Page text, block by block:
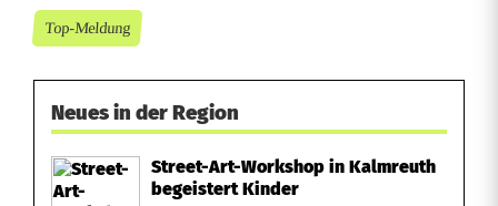
Top-Meldung
Neues in der Region
Street-Art-Workshop in Kalmreuth
begeistert Kinder